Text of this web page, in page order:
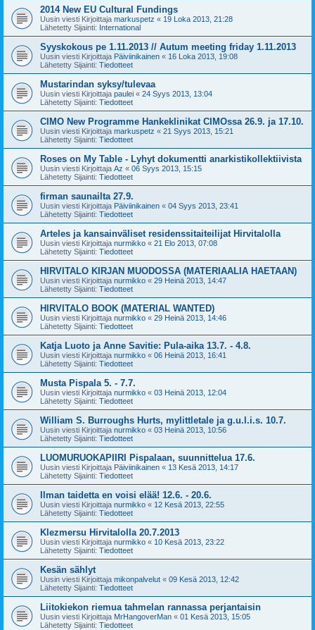
2014 New EU Cultural Fundings
Uusin viesti Kirjoittaja markuspetz « 19 Loka 2013, 21:28
Lähetetty Sijainti: International
Syyskokous pe 1.11.2013 // Autum meeting friday 1.11.2013
Uusin viesti Kirjoittaja Päiviinikainen « 16 Loka 2013, 19:08
Lähetetty Sijainti: Tiedotteet
Mustarindan syksy/tulevaa
Uusin viesti Kirjoittaja paulei « 24 Syys 2013, 13:04
Lähetetty Sijainti: Tiedotteet
CIMO New Programme Hankeklinikat CIMOssa 26.9. ja 17.10.
Uusin viesti Kirjoittaja markuspetz « 21 Syys 2013, 15:21
Lähetetty Sijainti: Tiedotteet
Roses on My Table - Lyhyt dokumentti anarkistikollektiivista
Uusin viesti Kirjoittaja Az « 06 Syys 2013, 15:15
Lähetetty Sijainti: Tiedotteet
firman saunailta 27.9.
Uusin viesti Kirjoittaja Päiviinikainen « 04 Syys 2013, 23:41
Lähetetty Sijainti: Tiedotteet
Arteles ja kansainväliset residenssitaiteilijat Hirvitalolla
Uusin viesti Kirjoittaja nurmikko « 21 Elo 2013, 07:08
Lähetetty Sijainti: Tiedotteet
HIRVITALO KIRJAN MUODOSSA (MATERIAALIA HAETAAN)
Uusin viesti Kirjoittaja nurmikko « 29 Heinä 2013, 14:47
Lähetetty Sijainti: Tiedotteet
HIRVITALO BOOK (MATERIAL WANTED)
Uusin viesti Kirjoittaja nurmikko « 29 Heinä 2013, 14:46
Lähetetty Sijainti: Tiedotteet
Katja Luoto ja Anne Savitie: Pula-aika 13.7. - 4.8.
Uusin viesti Kirjoittaja nurmikko « 06 Heinä 2013, 16:41
Lähetetty Sijainti: Tiedotteet
Musta Pispala 5. - 7.7.
Uusin viesti Kirjoittaja nurmikko « 03 Heinä 2013, 12:04
Lähetetty Sijainti: Tiedotteet
William S. Burroughs Hurts, mylittletale ja g.u.l.i.s. 10.7.
Uusin viesti Kirjoittaja nurmikko « 03 Heinä 2013, 10:56
Lähetetty Sijainti: Tiedotteet
LUOMURUOKAPIIRI Pispalaan, suunnittelua 17.6.
Uusin viesti Kirjoittaja Päiviinikainen « 13 Kesä 2013, 14:17
Lähetetty Sijainti: Tiedotteet
Ilman taidetta en voisi elää! 12.6. - 20.6.
Uusin viesti Kirjoittaja nurmikko « 12 Kesä 2013, 22:55
Lähetetty Sijainti: Tiedotteet
Klezmersu Hirvitalolla 20.7.2013
Uusin viesti Kirjoittaja nurmikko « 10 Kesä 2013, 23:22
Lähetetty Sijainti: Tiedotteet
Kesän sählyt
Uusin viesti Kirjoittaja mikonpalvelut « 09 Kesä 2013, 12:42
Lähetetty Sijainti: Tiedotteet
Liitokiekon riemua tahmelan rannassa perjantaisin
Uusin viesti Kirjoittaja MrHangoverMan « 01 Kesä 2013, 15:05
Lähetetty Sijainti: Tiedotteet